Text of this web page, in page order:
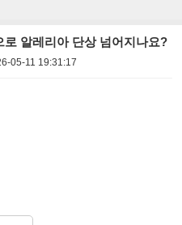
로 알레리아 단상 넘어지나요?
05-11 19:31:17